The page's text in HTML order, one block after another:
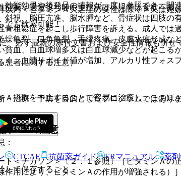
状：過量投与時の主症状は小児では食欲不振
斜視、脳圧亢進、脳水腫など、骨症状は四肢
骨粗鬆症を起こし歩行障害を訴える。成人で
燥亀裂、口角亀裂、舌縁疼痛、皮膚水疱形成
貧血、白血球増多又は白血球減少などが起こ
く、血清リポイド値が増加、アルカリ性フォス
Ａ摂取を中止することで容易に治癒し、この
い上の注意
して保存すること。
内＜ビタミンＡ欠乏症の女性は除く＞又は妊
患者に関する注意）
＜チガソン＞〔２．１参照〕［ビタミンＡの
作用により、ビタミンＡの作用が増強される）］
効能効果や後発品の情報が一度に参照でき、関
でも検索可能！
、必ず最新の添付文書および安全性情報も併せ
治療・予防を目的としたプログラムではあり
CTCAE 抗菌薬ガイド ERマニュアル 薬